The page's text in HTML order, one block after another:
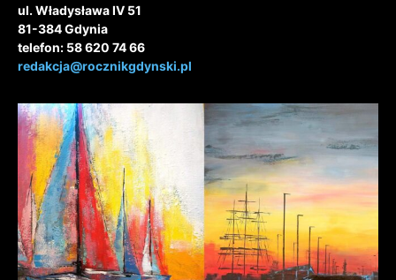
ul. Władysława IV 51
81-384 Gdynia
telefon: 58 620 74 66
redakcja@rocznikgdynski.pl